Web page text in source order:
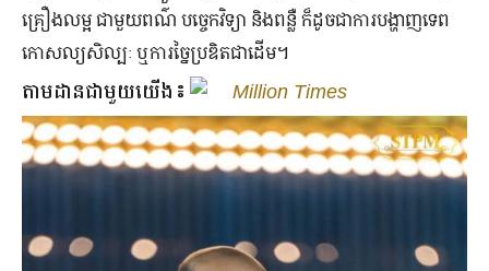
គ្រឿងលម្អ ជាមួយពណ៌ បច្ចេកវិទ្យា និងពន្លឺ ក៏ដូចជាការបង្ហាញទេព
កោសល្យសិល្បៈ ឬការច្នៃប្រឌិតជាដើម។
តាមដានជាមួយយើង៖ Million Times